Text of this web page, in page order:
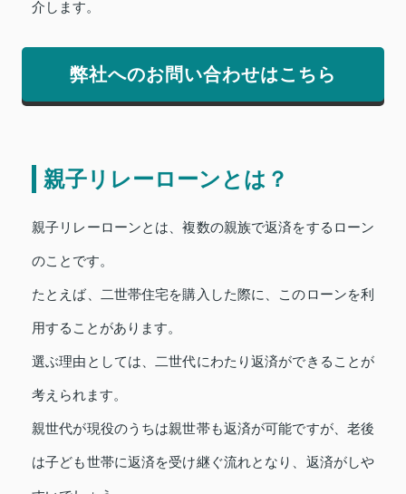
介します。
弊社へのお問い合わせはこちら
親子リレーローンとは？
親子リレーローンとは、複数の親族で返済をするローン
のことです。
たとえば、二世帯住宅を購入した際に、このローンを利
用することがあります。
選ぶ理由としては、二世代にわたり返済ができることが
考えられます。
親世代が現役のうちは親世帯も返済が可能ですが、老後
は子ども世帯に返済を受け継ぐ流れとなり、返済がしや